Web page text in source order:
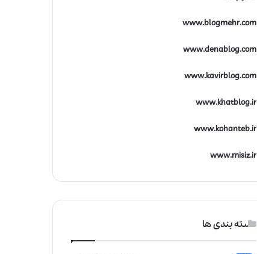
www.blogmehr.com
www.denablog.com
www.kavirblog.com
www.khatblog.ir
www.kohanteb.ir
www.misiz.ir
دسته بندی ها